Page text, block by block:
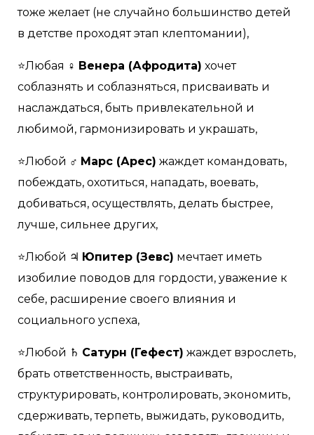
тоже желает (не случайно большинство детей
в детстве проходят этап клептомании),
⭐Любая ♀ Венера (Афродита) хочет
соблазнять и соблазняться, присваивать и
наслаждаться, быть привлекательной и
любимой, гармонизировать и украшать,
⭐Любой ♂ Марс (Арес) жаждет командовать,
побеждать, охотиться, нападать, воевать,
добиваться, осуществлять, делать быстрее,
лучше, сильнее других,
⭐Любой ♃ Юпитер (Зевс) мечтает иметь
изобилие поводов для гордости, уважение к
себе, расширение своего влияния и
социального успеха,
⭐Любой ♄ Сатурн (Гефест) жаждет взрослеть,
брать ответственность, выстраивать,
структурировать, контролировать, экономить,
сдерживать, терпеть, выжидать, руководить,